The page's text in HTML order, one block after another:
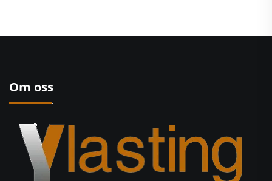
Om oss